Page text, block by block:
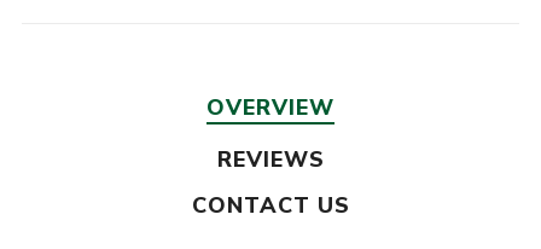
OVERVIEW
REVIEWS
CONTACT US